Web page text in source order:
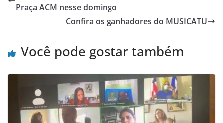
Praça ACM nesse domingo
Confira os ganhadores do MUSICATU
Você pode gostar também